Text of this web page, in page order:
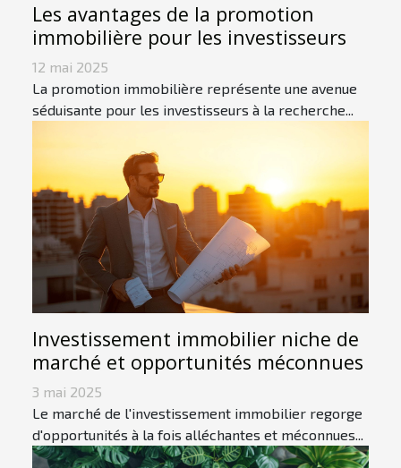
Les avantages de la promotion
immobilière pour les investisseurs
12 mai 2025
La promotion immobilière représente une avenue
séduisante pour les investisseurs à la recherche...
Investissement immobilier niche de
marché et opportunités méconnues
3 mai 2025
Le marché de l'investissement immobilier regorge
d'opportunités à la fois alléchantes et méconnues...